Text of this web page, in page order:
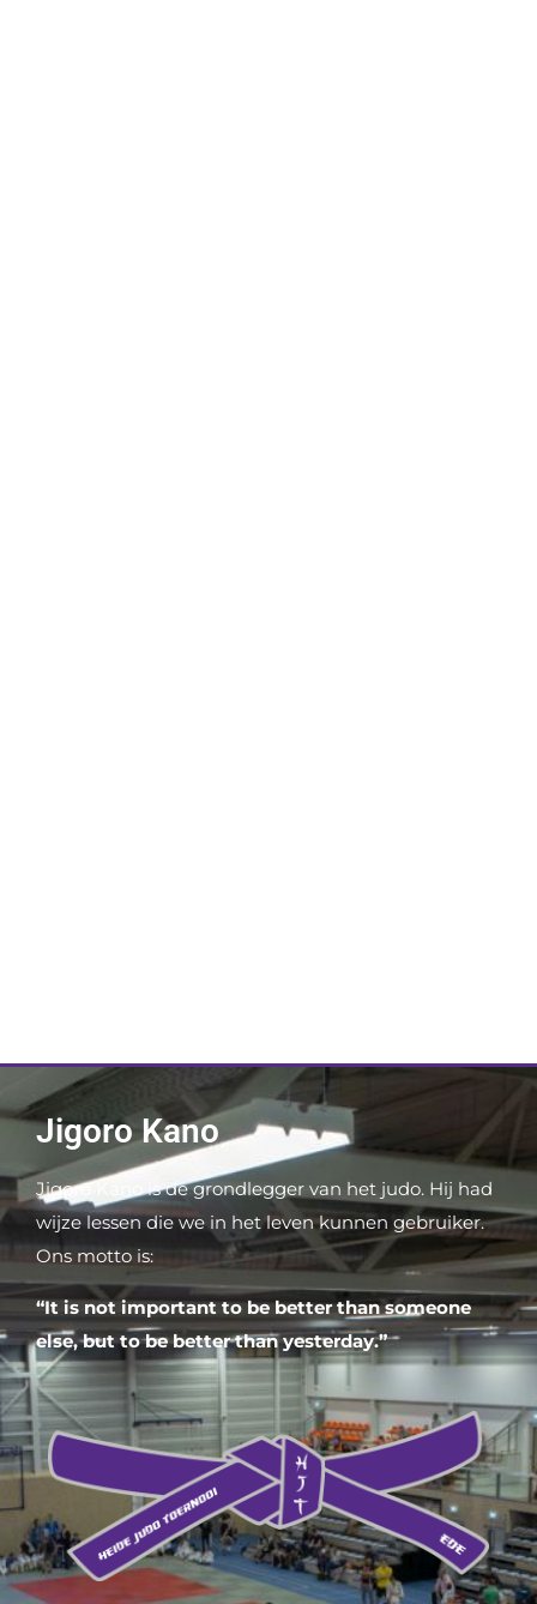
Jigoro Kano
Jigoro Kano is de grondlegger van het judo. Hij had
wijze lessen die we in het leven kunnen gebruiker.
Ons motto is:
“It is not important to be better than someone
else, but to be better than yesterday.”